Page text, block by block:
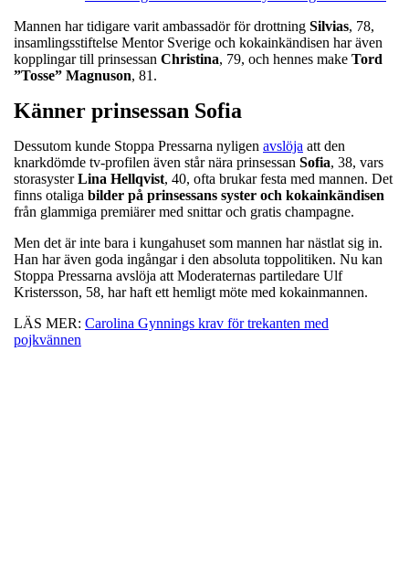
Mannen har tidigare varit ambassadör för drottning Silvias, 78,
insamlingsstiftelse Mentor Sverige och kokainkändisen har även
kopplingar till prinsessan Christina, 79, och hennes make Tord
”Tosse” Magnuson, 81.
Känner prinsessan Sofia
Dessutom kunde Stoppa Pressarna nyligen avslöja att den
knarkdömde tv-profilen även står nära prinsessan Sofia, 38, vars
storasysterLina Hellqvist, 40, ofta brukar festa med mannen. Det
finns otaliga bilder på prinsessans syster och kokainkändisen
från glammiga premiärer med snittar och gratis champagne.
Men det är inte bara i kungahuset som mannen har nästlat sig in.
Han har även goda ingångar i den absoluta toppolitiken. Nu kan
Stoppa Pressarna avslöja att Moderaternas partiledare Ulf
Kristersson, 58, har haft ett hemligt möte med kokainmannen.
LÄS MER: Carolina Gynnings krav för trekanten med
pojkvännen